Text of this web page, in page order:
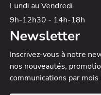
Lundi au Vendredi
9h-12h30 - 14h-18h
Newsletter
Inscrivez-vous à notre
nos nouveautés,
communications par mois